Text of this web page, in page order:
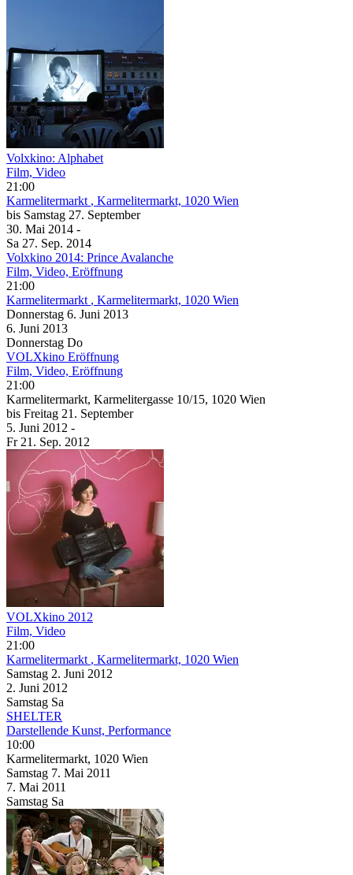
Volxkino: Alphabet
Film, Video
21:00
Karmelitermarkt , Karmelitermarkt, 1020 Wien
bis Samstag 27. September
30. Mai 2014 -
Sa 27. Sep. 2014
Volxkino 2014: Prince Avalanche
Film, Video, Eröffnung
21:00
Karmelitermarkt , Karmelitermarkt, 1020 Wien
Donnerstag 6. Juni 2013
6. Juni 2013
Donnerstag Do
VOLXkino Eröffnung
Film, Video, Eröffnung
21:00
Karmelitermarkt, Karmelitergasse 10/15, 1020 Wien
bis Freitag 21. September
5. Juni 2012 -
Fr 21. Sep. 2012
VOLXkino 2012
Film, Video
21:00
Karmelitermarkt , Karmelitermarkt, 1020 Wien
Samstag 2. Juni 2012
2. Juni 2012
Samstag Sa
SHELTER
Darstellende Kunst, Performance
10:00
Karmelitermarkt, 1020 Wien
Samstag 7. Mai 2011
7. Mai 2011
Samstag Sa